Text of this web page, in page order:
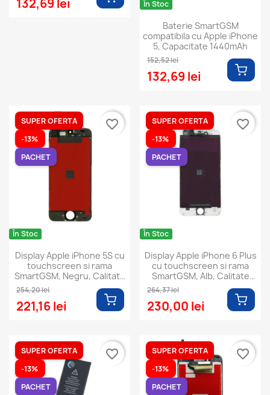
132,69 lei În Stoc
Baterie SmartGSM
compatibila cu Apple iPhone
5, Capacitate 1440mAh
152,52 lei
132,69 lei
În Stoc
Display Apple iPhone 5S cu
touchscreen si rama
SmartGSM, Negru, Calitate
254,20 lei
221,16 lei
SUPER OFERTA
-13%
PACHET
favorite_border
În Stoc
Display Apple iPhone 6 Plus
cu touchscreen si rama
SmartGSM, Alb, Calitate
264,37 lei
230,00 lei
SUPER OFERTA
-13%
PACHET
favorite_border
SUPER OFERTA
-13%
PACHET
favorite_border
SUPER OFERTA
-13%
PACHET
favorite_border